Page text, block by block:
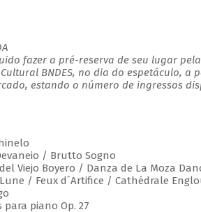
fazer a pré-reserva de seu lugar
BNDES, no dia do espetáculo, a
estando o número de ingressos
/ Brutto Sogno
Viejo Boyero / Danza de La Moza
Lune / Feux d´Artifice / Cathédrale
para piano Op. 27